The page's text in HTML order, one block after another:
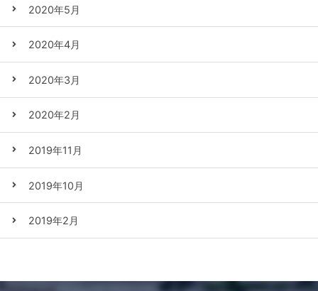
2020年5月
2020年4月
2020年3月
2020年2月
2019年11月
2019年10月
2019年2月